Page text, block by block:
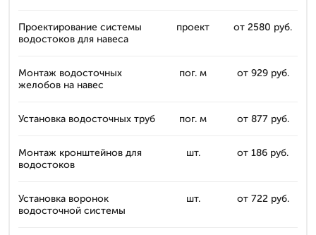
Проектирование системы
водостоков для навеса
проект от 2580 руб.
Монтаж водосточных
желобов на навес
пог. м от 929 руб.
Установка водосточных труб пог. м от 877 руб.
Монтаж кронштейнов для
водостоков
шт. от 186 руб.
Установка воронок
водосточной системы
шт. от 722 руб.